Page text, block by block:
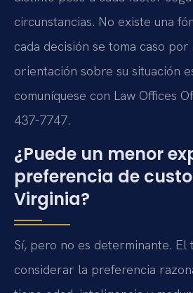
circunstancias. No existe una
cada decisión se toma caso por
orientación sobre su situación
comuníquese con Law Offices
437-7747.
¿Puede un menor
preferencia de
Virginia?
Sí, pero no es determinante. El
considerar la preferencia